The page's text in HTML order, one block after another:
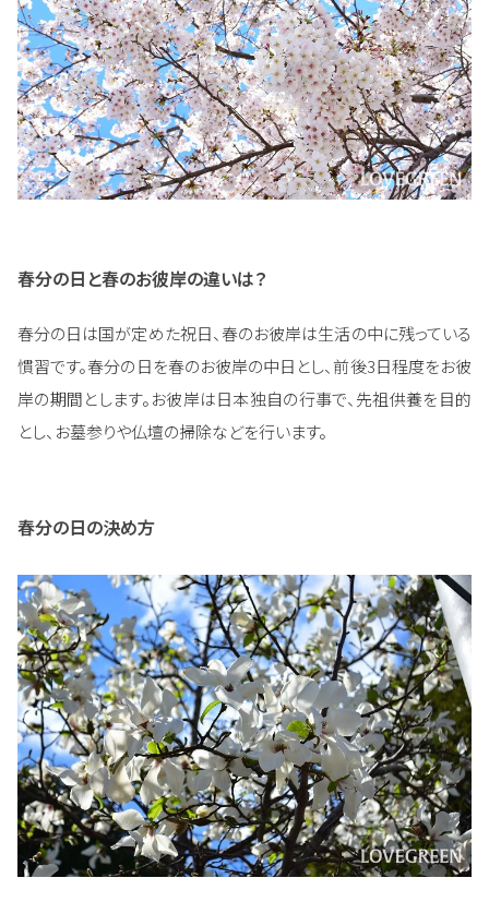
春分の日と春のお彼岸の違いは？
春分の日は国が定めた祝日、春のお彼岸は生活の中に残っている
慣習です。春分の日を春のお彼岸の中日とし、前後3日程度をお彼
岸の期間とします。お彼岸は日本独自の行事で、先祖供養を目的
とし、お墓参りや仏壇の掃除などを行います。
春分の日の決め方